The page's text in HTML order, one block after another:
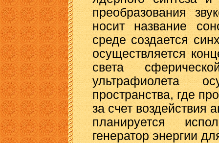
преобразования
носит название
среде создается
осуществляется
света
ультрафиолета
пространства, где
за счет воздействия
планируется
генератор энергии